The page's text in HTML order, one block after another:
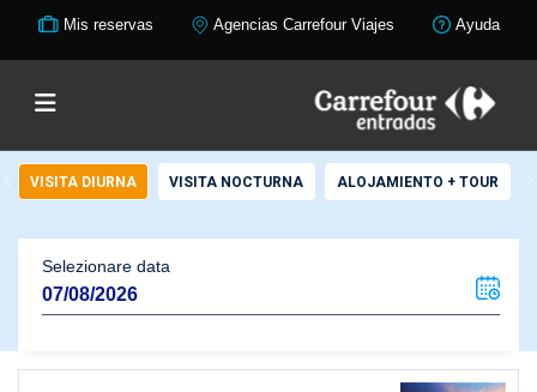
Mis reservas Agencias Carrefour Viajes Ayuda
VISITA DIURNA VISITA NOCTURNA ALOJAMIENTO + TOUR
Selezionare data